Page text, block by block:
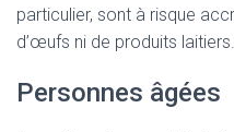
particulier, sont à risque
d’œufs ni de produits laitiers.
Personnes âgées